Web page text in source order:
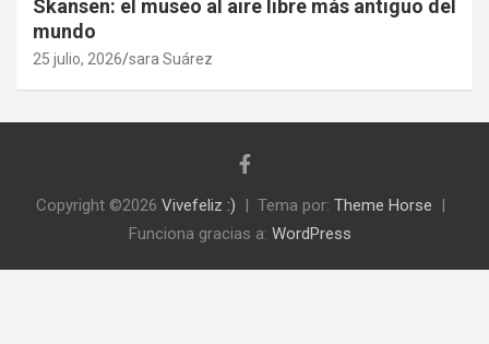
Skansen: el museo al aire libre más antiguo del
mundo
25 julio, 2026 sara Suárez
Copyright ©2026 Vivefeliz :) Tema por: Theme Horse
Funciona gracias a: WordPress